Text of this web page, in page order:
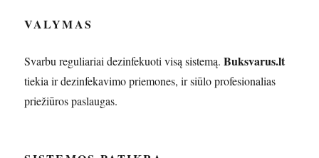
VALYMAS
Svarbu reguliariai dezinfekuoti visą sistemą.Buksvarus.lt
tiekia ir dezinfekavimo priemones, ir siūlo profesionalias
priežiūros paslaugas.